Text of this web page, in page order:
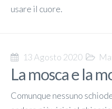
usare il cuore.
13 Agosto 2020
La mosca e la
Comunque nessuno